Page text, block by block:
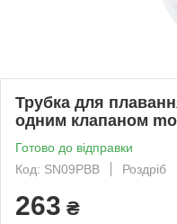
Трубка для
одним клапаном
Готово до відправки
Код: SN09PBB
Роздріб
263 ₴